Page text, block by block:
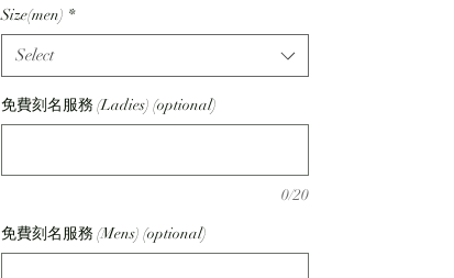
ンドを５石留めて華やかに。エンゲージ
との重ね着けも素敵です。
☆鍛造（たんぞう）製法でお作りしてお
Men's
Width : 2.6mm
指輪内面の刻印は仕上がりイメージです
Size(men) *
Select
免費刻名服務 (Ladies) (optional)
0/20
免費刻名服務 (Mens) (optional)